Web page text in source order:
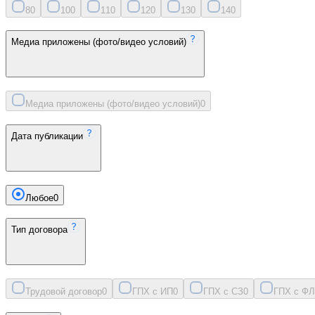
80 100 11 0 120 130 140
Медиа приложены (фото/видео условий)
Медиа приложены (фото/видео условий)0
Дата публикации
Любое0
Тип договора
Трудовой договор0 ГПХ с ИП0 ГПХ с СЗ0 ГПХ с ФЛ